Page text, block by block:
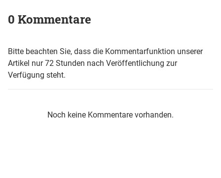
0 Kommentare
Bitte beachten Sie, dass die Kommentarfunktion unserer
Artikel nur 72 Stunden nach Veröffentlichung zur
Verfügung steht.
Noch keine Kommentare vorhanden.